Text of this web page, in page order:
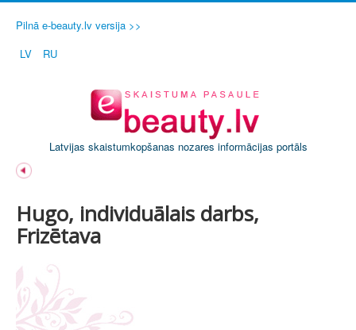
Pilnā e-beauty.lv versija >>
LV
RU
Latvijas skaistumkopšanas nozares informācijas portāls
Hugo, individuālais darbs,
Frizētava